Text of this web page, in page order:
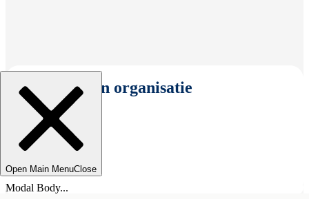
Selecteer een organisatie
Open Main MenuClose
Modal Body...